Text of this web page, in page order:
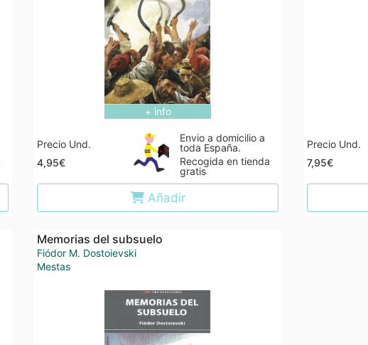
+ info
Precio Und.
4,95€
Envio a domicilio a
toda España.
Recogida en tienda
gratis
Añadir
Precio Und.
7,95€
Memorias del subsuelo
Fiódor M. Dostoievski
Mestas